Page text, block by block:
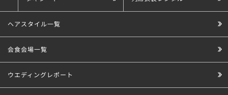
ヘアスタイル一覧
会食会場一覧
ウエディングレポート